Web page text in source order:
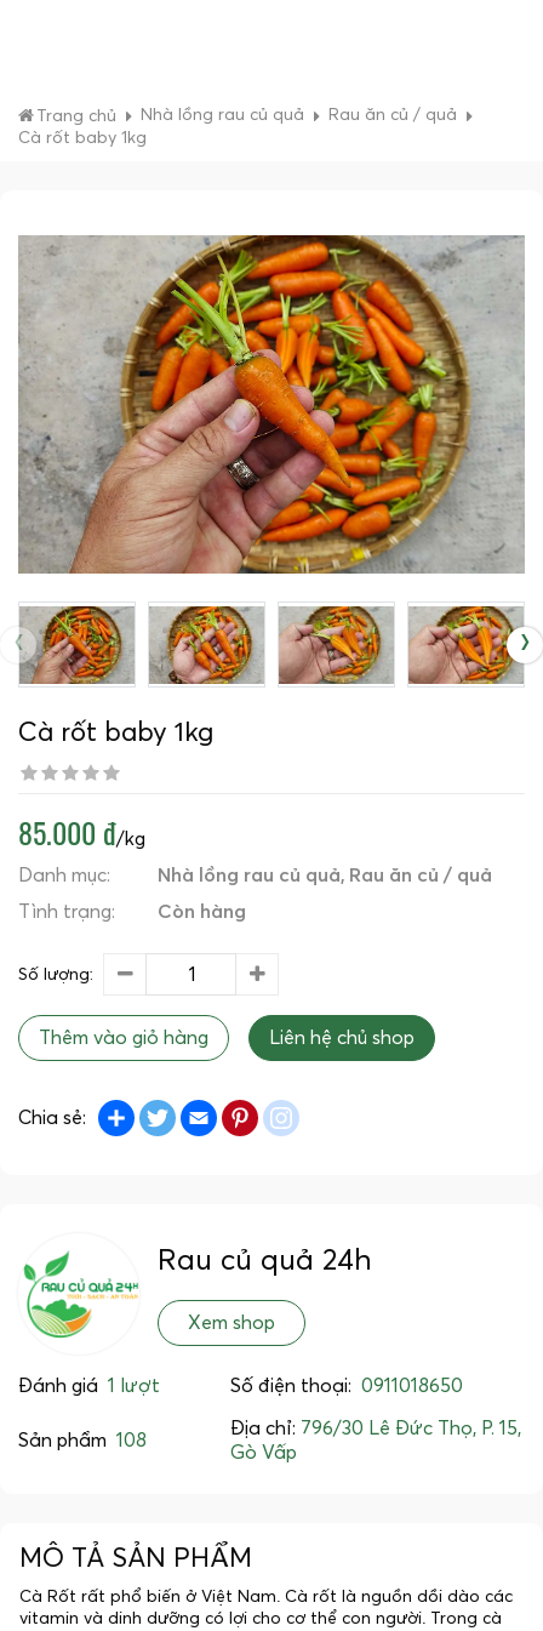
Trang chủ Nhà lồng rau củ quả
Rau ăn củ / quả
Cà rốt baby 1kg
‹ ›
Cà rốt baby 1kg
85.000 đ/kg
Danh mục:
Nhà lồng rau củ quả
Rau ăn củ / quả
Tình trạng:
Còn hàng
Số lượng:
Thêm vào giỏ hàng Liên hệ chủ shop
Chia sẻ: Share TwitterEmail Pinterest
Rau củ quả 24h
Xem shop
Đánh giá 1 lượt Số điện thoại: 0911018650
Sản phẩm 108
Địa chỉ: 796/30 Lê Đức Thọ, P. 15,
Gò Vấp
MÔ TẢ SẢN PHẨM
Cà Rốt rất phổ biến ở Việt Nam. Cà rốt là nguồn dồi dào các
vitamin và dinh dưỡng có lợi cho cơ thể con người. Trong cà